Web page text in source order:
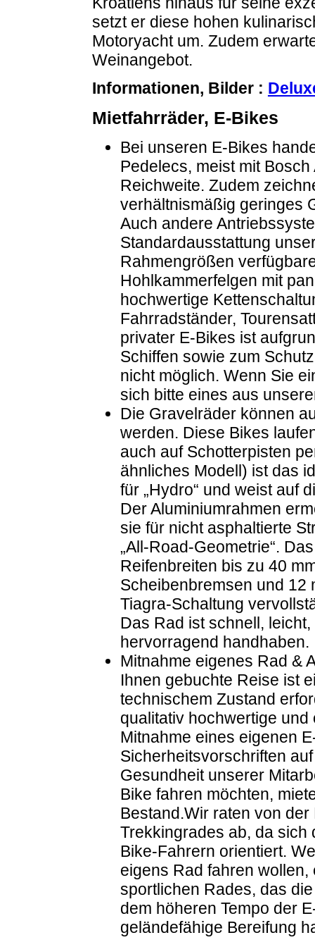
setzt er diese hohen
Motoryacht um. Zudem
Weinangebot.
Informationen, Bilder :
Mietfahrräder, E-Bikes
Bei unseren E-Bikes
Pedelecs, meist mit
Reichweite. Zudem
verhältnismäßig geringes
Auch andere
Standardausstattung
Rahmengrößen
Hohlkammerfelgen mit
hochwertige
Fahrradständer,
privater E-Bikes ist
Schiffen sowie zum
nicht möglich. Wenn Sie
sich bitte eines aus
Die Gravelräder können
werden. Diese Bikes
auch auf Schotterpisten
ähnliches Modell) ist das
für „Hydro“ und weist auf
Der Aluminiumrahmen
sie für nicht asphaltierte
„All-Road-Geometrie“.
Reifenbreiten bis zu 40
Scheibenbremsen und 12
Tiagra-Schaltung
Das Rad ist schnell,
hervorragend handhaben.
Mitnahme eigenes Rad &
Ihnen gebuchte Reise ist
technischem Zustand
qualitativ hochwertige
Mitnahme eines eigenen
Sicherheitsvorschriften
Gesundheit unserer
Bike fahren möchten,
Bestand.Wir raten von
Trekkingrades ab, da sich
Bike-Fahrern orientiert.
eigens Rad fahren
sportlichen Rades, das
dem höheren Tempo der
geländefähige Bereifung